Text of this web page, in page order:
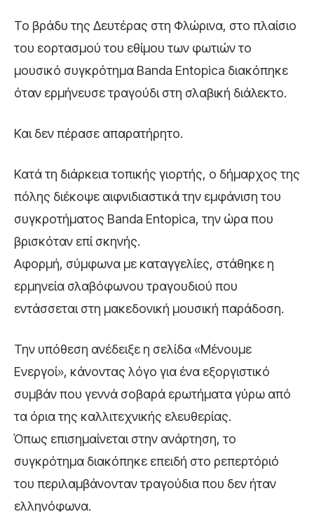
Το βράδυ της Δευτέρας στη Φλώρινα, στο πλαίσιο
του εορτασμού του εθίμου των φωτιών το
μουσικό συγκρότημα Banda Entopica διακόπηκε
όταν ερμήνευσε τραγούδι στη σλαβική διάλεκτο.
Και δεν πέρασε απαρατήρητο.
Κατά τη διάρκεια τοπικής γιορτής, ο δήμαρχος της
πόλης διέκοψε αιφνιδιαστικά την εμφάνιση του
συγκροτήματος Banda Entopica, την ώρα που
βρισκόταν επί σκηνής.
Αφορμή, σύμφωνα με καταγγελίες, στάθηκε η
ερμηνεία σλαβόφωνου τραγουδιού που
εντάσσεται στη μακεδονική μουσική παράδοση.
Την υπόθεση ανέδειξε η σελίδα «Μένουμε
Ενεργοί», κάνοντας λόγο για ένα εξοργιστικό
συμβάν που γεννά σοβαρά ερωτήματα γύρω από
τα όρια της καλλιτεχνικής ελευθερίας.
Όπως επισημαίνεται στην ανάρτηση, το
συγκρότημα διακόπηκε επειδή στο ρεπερτόριό
του περιλαμβάνονταν τραγούδια που δεν ήταν
ελληνόφωνα.